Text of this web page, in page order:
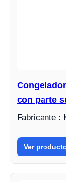
con parte
Fabricante :
Ver producto